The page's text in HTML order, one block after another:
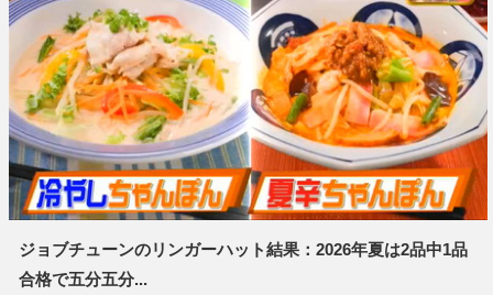
ジョブチューンのリンガーハット結果：2026年夏は2品中1品
合格で五分五分...